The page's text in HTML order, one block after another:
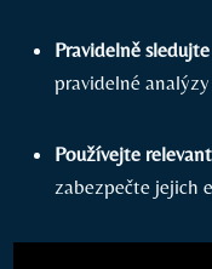
Pravidelně
pravidelné
Používejte
zabezpečte jejich